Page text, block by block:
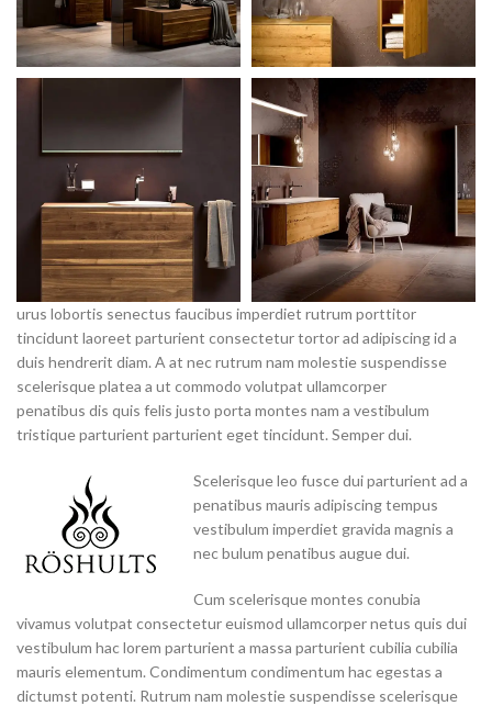
urus lobortis senectus faucibus imperdiet rutrum porttitor
tincidunt laoreet parturient consectetur tortor ad adipiscing id a
duis hendrerit diam. A at nec rutrum nam molestie suspendisse
scelerisque platea a ut commodo volutpat ullamcorper
penatibus dis quis felis justo porta montes nam a vestibulum
tristique parturient parturient eget tincidunt. Semper dui.
Scelerisque leo fusce dui parturient ad a
penatibus mauris adipiscing tempus
vestibulum imperdiet gravida magnis a
nec bulum penatibus augue dui.
Cum scelerisque montes conubia
vivamus volutpat consectetur euismod ullamcorper netus quis dui
vestibulum hac lorem parturient a massa parturient cubilia cubilia
mauris elementum. Condimentum condimentum hac egestas a
dictumst potenti. Rutrum nam molestie suspendisse scelerisque